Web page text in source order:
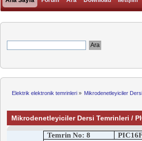
Elektrik elektronik temrinleri» Mikrodenetleyiciler
Mikrodenetleyiciler Dersi Temrinleri /
Temrin No: 8